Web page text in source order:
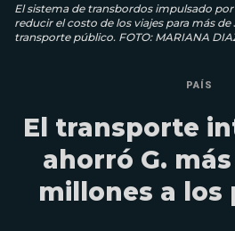
El sistema de transbordos impulsado
reducir el costo de los viajes para más
transporte público. FOTO: MARIANA
PAÍS
El transporte
ahorró G.
millones a los